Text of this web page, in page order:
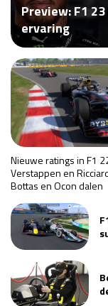
Race
GP
Kwalificatie
Race
GP MEXICO
GP SÃO
Kwalificatie
Race
LAS VEGAS
Preview: F1
ervaring
Nieuwe ratings in F1
Verstappen en
Bottas en Ocon dalen